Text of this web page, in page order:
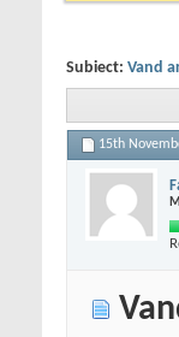
Subiect: Vand
15th